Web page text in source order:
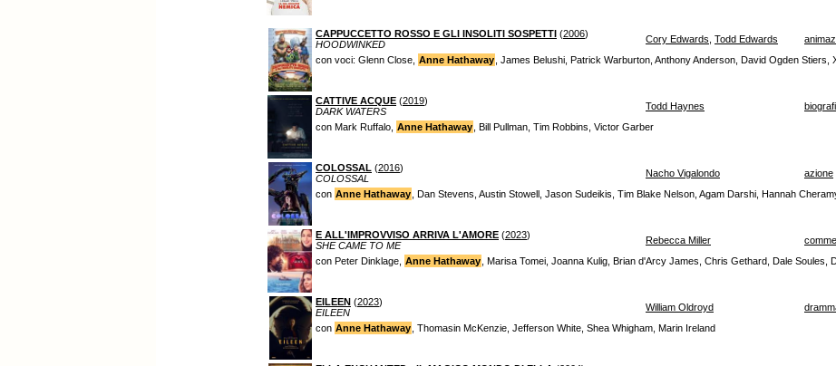
CAPPUCCETTO ROSSO E GLI INSOLITI SOSPETTI (2006)
HOODWINKED
Cory Edwards Todd Edwards
con voci: Glenn Close, Anne Hathaway , James Belushi, Patrick Warburton, Anthony Anderson, David Ogden Stiers,
CATTIVE ACQUE (2019)
DARK WATERS
Todd Haynes
con Mark Ruffalo, Anne Hathaway , Bill Pullman, Tim Robbins, Victor Garber
COLOSSAL (2016)
COLOSSAL
Nacho Vigalondo azione
con Anne Hathaway , Dan Stevens, Austin Stowell, Jason Sudeikis, Tim Blake Nelson, Agam Darshi, Hannah
E ALL'IMPROVVISO ARRIVA L'AMORE (2023)
SHE CAME TO ME
Rebecca Miller
con Peter Dinklage, Anne Hathaway , Marisa Tomei, Joanna Kulig, Brian d'Arcy James, Chris Gethard, Dale Soules,
EILEEN (2023)
EILEEN
William Oldroyd
con Anne Hathaway , Thomasin McKenzie, Jefferson White, Shea Whigham, Marin Ireland